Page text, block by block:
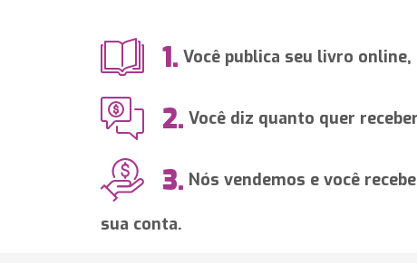
1. Você publica seu livro
2. Você diz quanto quer
3. Nós vendemos e você
sua conta.